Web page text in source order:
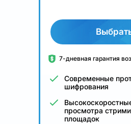
7-дневная гарантия
Современные
шифрования
просмотра
площадок